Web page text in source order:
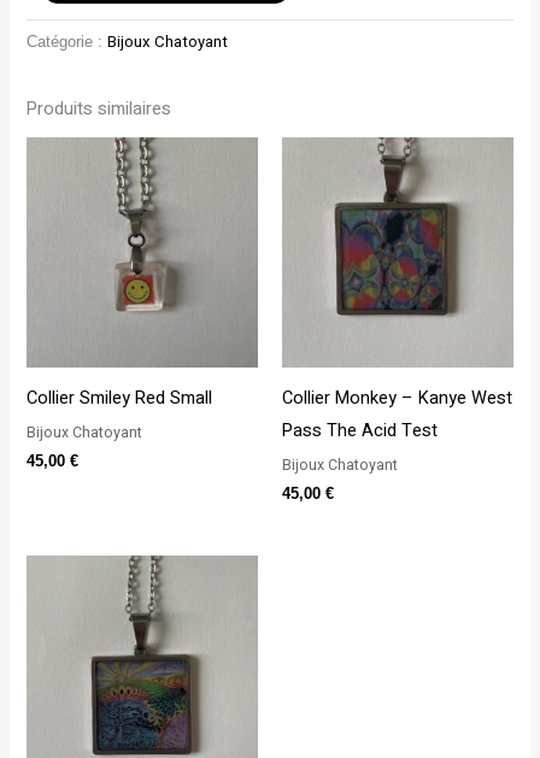
Catégorie :Bijoux Chatoyant
Produits similaires
Collier Smiley Red Small
Bijoux Chatoyant
45,00€
Collier Monkey – Kanye West
Pass The Acid Test
Bijoux Chatoyant
45,00 €